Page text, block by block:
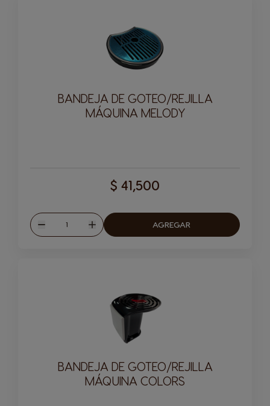
BANDEJA DE GOTEO/REJILLA
MÁQUINA MELODY
$ 41,500
Disminuir
Cantitad
Aumentar
AGREGAR
BANDEJA DE GOTEO/REJILLA
MÁQUINA COLORS